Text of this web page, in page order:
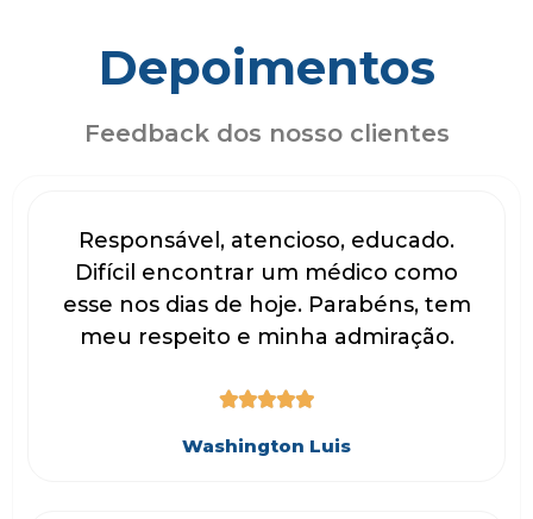
Depoimentos
Feedback dos nosso clientes
Responsável, atencioso, educado.
Difícil encontrar um médico como
esse nos dias de hoje. Parabéns, tem
meu respeito e minha admiração.

Washington Luis